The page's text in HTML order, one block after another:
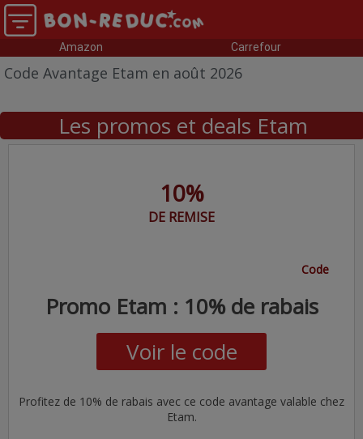
Amazon Carrefour
Code Avantage Etam en août 2026
Les promos et deals Etam
10%
DE REMISE
Code
Promo Etam : 10% de rabais
Voir le code
Profitez de 10% de rabais avec ce code avantage valable chez
Etam.